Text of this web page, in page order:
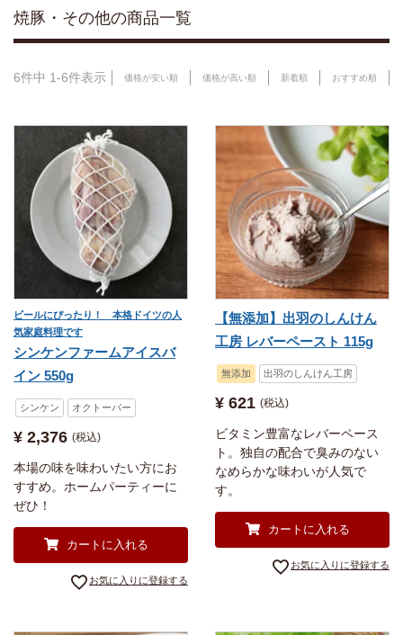
焼豚・その他の商品一覧
価格が安い順 価格が高い順 新着順 おすすめ順
6件中 1-6件表示
ビールにぴったり！ 本格ドイツの人
気家庭料理です
シンケンファームアイスバ
イン 550g
シンケン オクトーバー
¥ 2,376 税込
本場の味を味わいたい方にお
すすめ。ホームパーティーに
ぜひ！
カートに入れる
お気に入りに登録する
【無添加】出羽のしんけん
工房 レバーペースト 115g
無添加 出羽のしんけん工房
¥ 621 税込
ビタミン豊富なレバーペース
ト。独自の配合で臭みのない
なめらかな味わいが人気で
す。
カートに入れる
お気に入りに登録する